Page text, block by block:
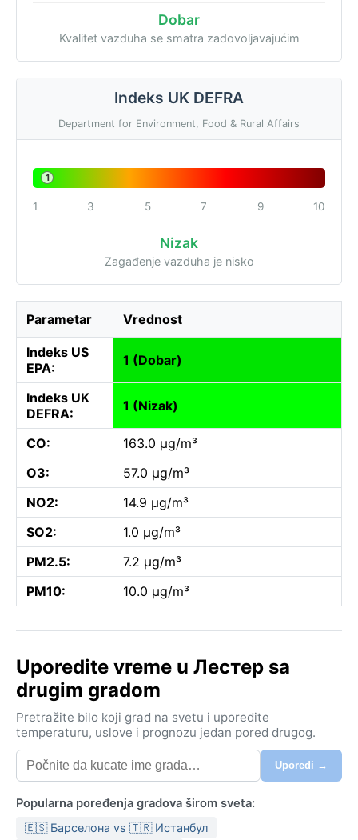
Dobar
Kvalitet vazduha se smatra zadovoljavajućim
Indeks UK DEFRA
Department for Environment, Food & Rural Affairs
1
1 3 5 7 9 10
Nizak
Zagađenje vazduha je nisko
Parametar Vrednost
Indeks US
EPA:
1 (Dobar)
Indeks UK
DEFRA:
1 (Nizak)
CO:
163.0 µg/m³
O3:
57.0 µg/m³
NO2:
14.9 µg/m³
SO2:
1.0 µg/m³
PM2.5:
7.2 µg/m³
PM10:
10.0 µg/m³
Uporedite vreme u Лестер sa
drugim gradom
Pretražite bilo koji grad na svetu i uporedite
temperaturu, uslove i prognozu jedan pored drugog.
Uporedi →
Popularna poređenja gradova širom sveta:
🇪🇸 Барселона vs 🇹🇷 Истанбул